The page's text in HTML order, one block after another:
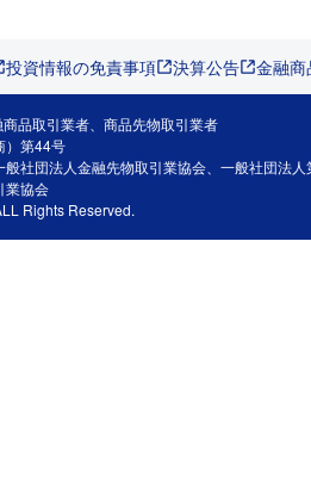
投資情報の免責事項 決算公告 金融
品取引業者、商品先物取引業者
）第44号
社団法人金融先物取引業協会、一般社団法
業協会
Rights Reserved.